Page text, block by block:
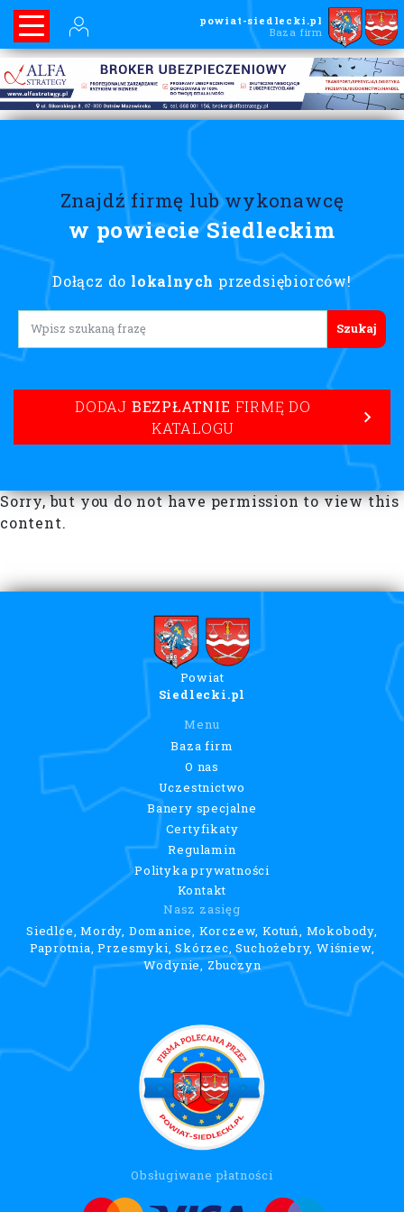
powiat-siedlecki.pl
Baza firm
Znajdź firmę lub wykonawcę
w powiecie Siedleckim
Dołącz do lokalnych przedsiębiorców!
Lorem ipsum
DODAJ BEZPŁATNIE FIRMĘ DO
KATALOGU
Sorry, but you do not have permission to view this
content.
Powiat
Siedlecki.pl
Menu
Baza firm
O nas
Uczestnictwo
Banery specjalne
Certyfikaty
Regulamin
Polityka prywatności
Kontakt
Nasz zasięg
Siedlce, Mordy, Domanice, Korczew, Kotuń, Mokobody,
Paprotnia, Przesmyki, Skórzec, Suchożebry, Wiśniew,
Wodynie, Zbuczyn
Obsługiwane płatności